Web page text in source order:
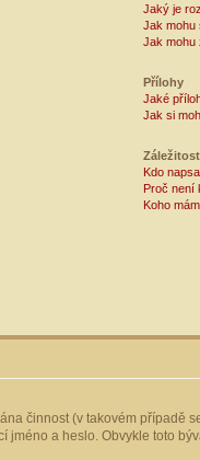
Jaký je
Jak mohu
Jak mohu
Přílohy
Jaké
Jak si
Kdo
Proč není
Koho
činnost (v takovém
a heslo. Obvykle toto